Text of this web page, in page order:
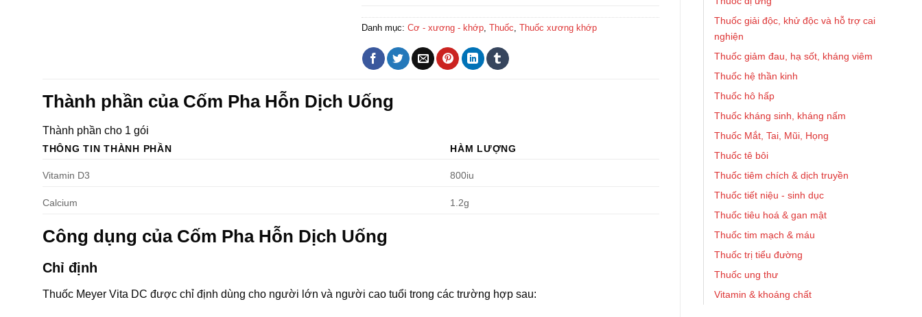
Thuốc giải độc, khử độc và hỗ trợ cai
nghiện
Thuốc giảm đau, hạ sốt, kháng viêm
Thuốc hệ thần kinh
Thuốc hô hấp
Thuốc kháng sinh, kháng nấm
Thuốc Mắt, Tai, Mũi, Họng
Thuốc tê bôi
Thuốc tiêm chích & dịch truyền
Thuốc tiết niệu - sinh dục
Thuốc tiêu hoá & gan mật
Thuốc tim mạch & máu
Thuốc trị tiểu đường
Thuốc ung thư
Vitamin & khoáng chất
Danh mục: Cơ - xương - khớp, Thuốc, Thuốc xương khớp
Thành phần của Cốm Pha Hỗn Dịch Uống
Thành phần cho 1 gói
THÔNG TIN THÀNH PHẦN HÀM LƯỢNG
Vitamin D3 800iu
Calcium 1.2g
Công dụng của Cốm Pha Hỗn Dịch Uống
Chỉ định
Thuốc Meyer Vita DC được chỉ định dùng cho người lớn và người cao tuổi trong các trường hợp sau: